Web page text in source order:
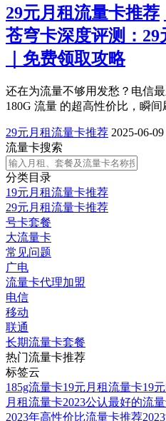
29元月租流量卡推荐
苍穹卡深度评测：29
｜免费领取攻略
还在为流量不够用发愁？电信
180G 流量 的超高性价比，瞬
29元月租流量卡推荐 2025-06-09
流量卡搜索
分类目录
19元月租流量卡推荐
29元月租流量卡推荐
号卡套餐
大流量卡
常见问题
广电
流量卡代理加盟
电信
移动
联通
长期流量卡套餐
热门流量卡推荐
标签云
185g流量卡19元月租流量卡19
月租流量卡2023公认最好的流
2023年高性价比流量卡推荐